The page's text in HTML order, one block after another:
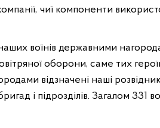
чиї компоненти
воїнів державними
оборони, саме тих
відзначені наші
і підрозділів. Загалом 331